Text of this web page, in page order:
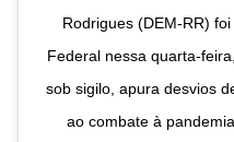
Rodrigues (DEM-RR)
Federal nessa quarta-
sob sigilo, apura desvios
ao combate à